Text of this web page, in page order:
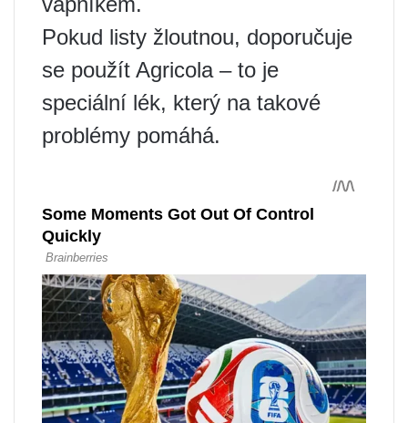
Pokud listy žloutnou, doporučuje
se použít Agricola – to je
speciální lék, který na takové
problémy pomáhá.